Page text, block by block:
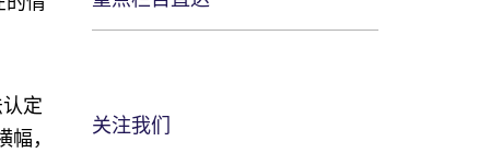
定
幅，
关注我们